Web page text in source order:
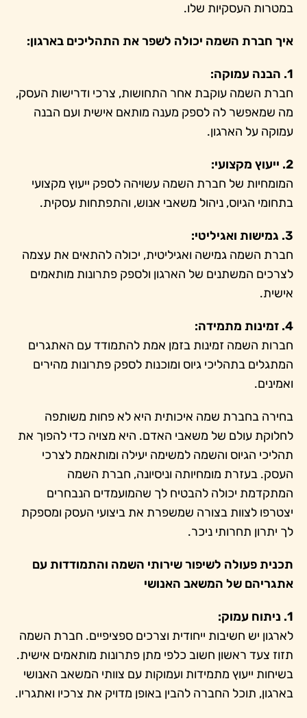
במטרות העסקיות שלו.
איך חברת השמה יכולה לשפר את התהליכים בארגון:
1. הבנה עמוקה:
חברת השמה עוקבת אחר התחושות, צרכי ודרישות העסק,
מה שמאפשר לה לספק מענה מותאם אישית ועם הבנה
עמוקה על הארגון.
2. ייעוץ מקצועי:
המומחיות של חברת השמה עשויהה לספק ייעוץ מקצועי
בתחומי הגיוס, ניהול משאבי אנוש, והתפתחות עסקית.
3. גמישות ואגיליטי:
חברת השמה גמישה ואגיליטית, יכולה להתאים את עצמה
לצרכים המשתנים של הארגון ולספק פתרונות מותאמים
אישית.
4. זמינות מתמידה:
חברות השמה זמינות בזמן אמת להתמודד עם האתגרים
המתגלים בתהליכי גיוס ומוכנות לספק פתרונות מהירים
ואמינים.
בחירה בחברת שמה איכותית היא לא פחות משותפה
לחלוקת עולם של משאבי האדם. היא מצויה כדי להפוך את
תהליכי הגיוס והשמה למשימה יעילה ומותאמת לצרכי
העסק. בעזרת מומחיותה וניסיונה, חברת השמה
המתקדמת יכולה להבטיח לך שהמועמדים הנבחרים
יצטרפו לצוות בצורה שמשפרת את ביצועי העסק ומספקת
לך יתרון תחרותי ניכר.
תכנית פעולה לשיפור שירותי השמה והתמודדות עם
אתגריהם של המשאב האנושי
1. ניתוח עמוק:
לארגון יש חשיבות ייחודית וצרכים ספציפיים. חברת השמה
תזוז צעד ראשון חשוב כלפי מתן פתרונות מותאמים אישית.
בשיחות ייעוץ מתמידות ועמוקות עם צוותי המשאב האנושי
בארגון, תוכל החברה להבין באופן מדויק את צרכיו ואתגריו.